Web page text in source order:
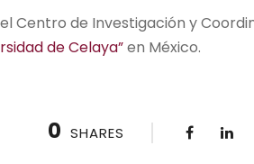
Centro de Investigación y
de Celaya”en México.
0 SHARES